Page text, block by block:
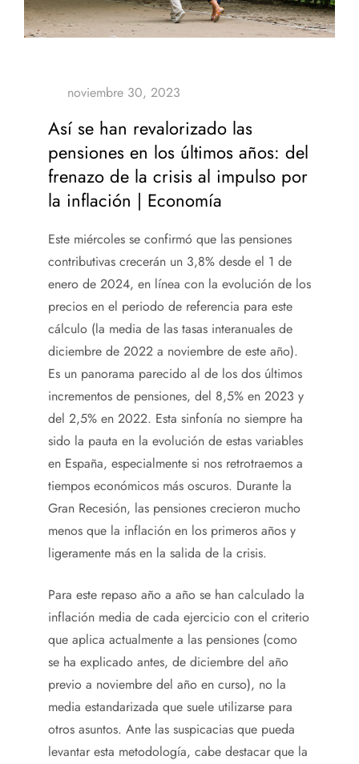
Así se han revalorizado las
pensiones en los últimos años: del
frenazo de la crisis al impulso por
la inflación | Economía
Este miércoles se confirmó que las pensiones
contributivas crecerán un 3,8% desde el 1 de
enero de 2024, en línea con la evolución de los
precios en el periodo de referencia para este
cálculo (la media de las tasas interanuales de
diciembre de 2022 a noviembre de este año).
Es un panorama parecido al de los dos últimos
incrementos de pensiones, del 8,5% en 2023 y
del 2,5% en 2022. Esta sinfonía no siempre ha
sido la pauta en la evolución de estas variables
en España, especialmente si nos retrotraemos a
tiempos económicos más oscuros. Durante la
Gran Recesión, las pensiones crecieron mucho
menos que la inflación en los primeros años y
ligeramente más en la salida de la crisis.
Para este repaso año a año se han calculado la
inflación media de cada ejercicio con el criterio
que aplica actualmente a las pensiones (como
se ha explicado antes, de diciembre del año
previo a noviembre del año en curso), no la
media estandarizada que suele utilizarse para
otros asuntos. Ante las suspicacias que pueda
levantar esta metodología, cabe destacar que la